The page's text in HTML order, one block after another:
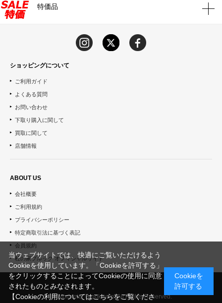
特価品
ショッピングについて
ご利用ガイド
よくある質問
お問い合わせ
下取り購入に関して
買取に関して
店舗情報
ABOUT US
会社概要
ご利用規約
プライバシーポリシー
特定商取引法に基づく表記
会員規約
杜の家ブルック オフィシャルサイト
© "Morinoie_Brook.com" All Rights Reserved.
当ウェブサイトでは、快適にご覧いただけるよう
Cookieを使用しています。「Cookieを許可する」
をクリックすることによってCookieの使用に同意
されたものとみなされます。
【Cookieの利用についてはこちらをご覧くださ
Cookieを
許可する